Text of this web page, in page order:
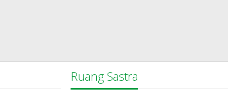
Ruang Sastra